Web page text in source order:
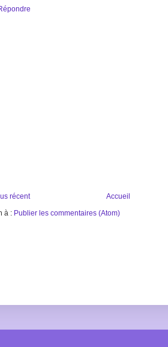
récent
Accueil
à : Publier les commentaires (Atom)